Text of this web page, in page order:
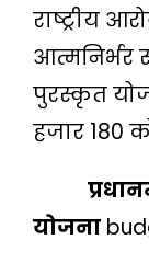
राष्ट्रीय
आत्मनिर्भर
पुरस्कृत
हजार 180
योजना